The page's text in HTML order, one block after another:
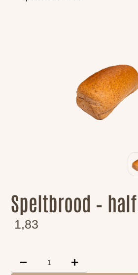
Speltbrood – half
1,83